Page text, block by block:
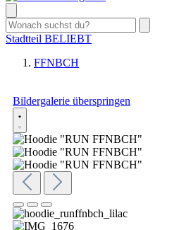
Stadtteil BELIEBT
FFNBCH
Bildergalerie überspringen